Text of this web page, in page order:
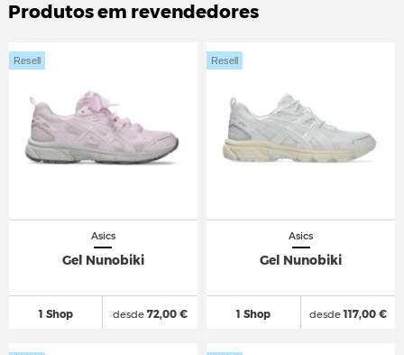
Produtos em revendedores
Asics
Gel Nunobiki
1 Shop
Resell
desde72,00 €
Asics
Gel Nunobiki
1 Shop
Resell
desde117,00 €